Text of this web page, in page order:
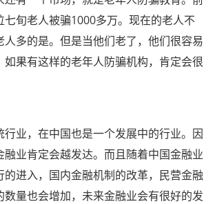
七旬老人被骗1000多万。现在的老人不
人多的是。但是当他们老了，他们很容易
如果有这样的老年人防骗机构，肯定会很
业，在中国也是一个发展中的行业。因
融业肯定会越发达。而且随着中国金融业
的进入，国内金融机制的改革，民营金融
数量也会增加，未来金融业会有很好的发